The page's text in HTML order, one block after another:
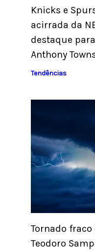
Knicks e
acirrada da
destaque
Anthony
Tendências
Tornado
Teodoro